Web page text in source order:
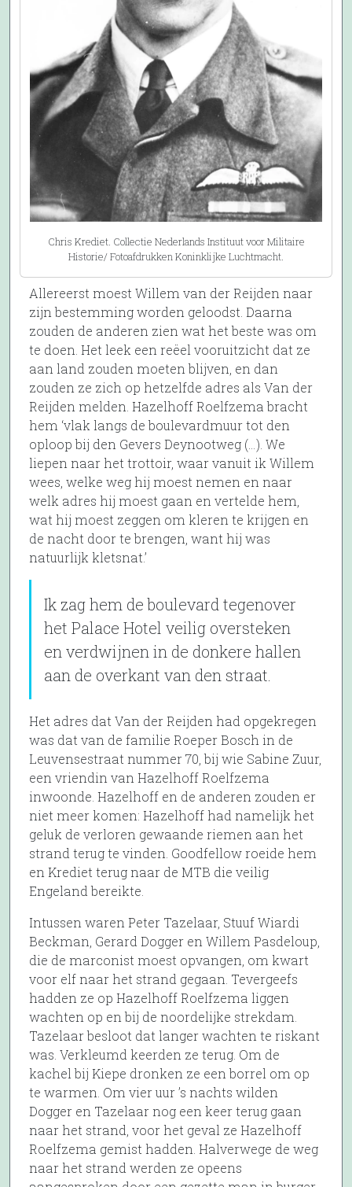
Chris Krediet. Collectie Nederlands Instituut voor Militaire
Historie/ Fotoafdrukken Koninklijke Luchtmacht.
Allereerst moest Willem van der Reijden naar
zijn bestemming worden geloodst. Daarna
zouden de anderen zien wat het beste was om
te doen. Het leek een reëel vooruitzicht dat ze
aan land zouden moeten blijven, en dan
zouden ze zich op hetzelfde adres als Van der
Reijden melden. Hazelhoff Roelfzema bracht
hem ‘vlak langs de boulevardmuur tot den
oploop bij den Gevers Deynootweg (…). We
liepen naar het trottoir, waar vanuit ik Willem
wees, welke weg hij moest nemen en naar
welk adres hij moest gaan en vertelde hem,
wat hij moest zeggen om kleren te krijgen en
de nacht door te brengen, want hij was
natuurlijk kletsnat.’
Ik zag hem de boulevard tegenover
het Palace Hotel veilig oversteken
en verdwijnen in de donkere hallen
aan de overkant van den straat.
Het adres dat Van der Reijden had opgekregen
was dat van de familie Roeper Bosch in de
Leuvensestraat nummer 70, bij wie Sabine Zuur,
een vriendin van Hazelhoff Roelfzema
inwoonde. Hazelhoff en de anderen zouden er
niet meer komen: Hazelhoff had namelijk het
geluk de verloren gewaande riemen aan het
strand terug te vinden. Goodfellow roeide hem
en Krediet terug naar de MTB die veilig
Engeland bereikte.
Intussen waren Peter Tazelaar, Stuuf Wiardi
Beckman, Gerard Dogger en Willem Pasdeloup,
die de marconist moest opvangen, om kwart
voor elf naar het strand gegaan. Tevergeefs
hadden ze op Hazelhoff Roelfzema liggen
wachten op en bij de noordelijke strekdam.
Tazelaar besloot dat langer wachten te riskant
was. Verkleumd keerden ze terug. Om de
kachel bij Kiepe dronken ze een borrel om op
te warmen. Om vier uur ’s nachts wilden
Dogger en Tazelaar nog een keer terug gaan
naar het strand, voor het geval ze Hazelhoff
Roelfzema gemist hadden. Halverwege de weg
naar het strand werden ze opeens